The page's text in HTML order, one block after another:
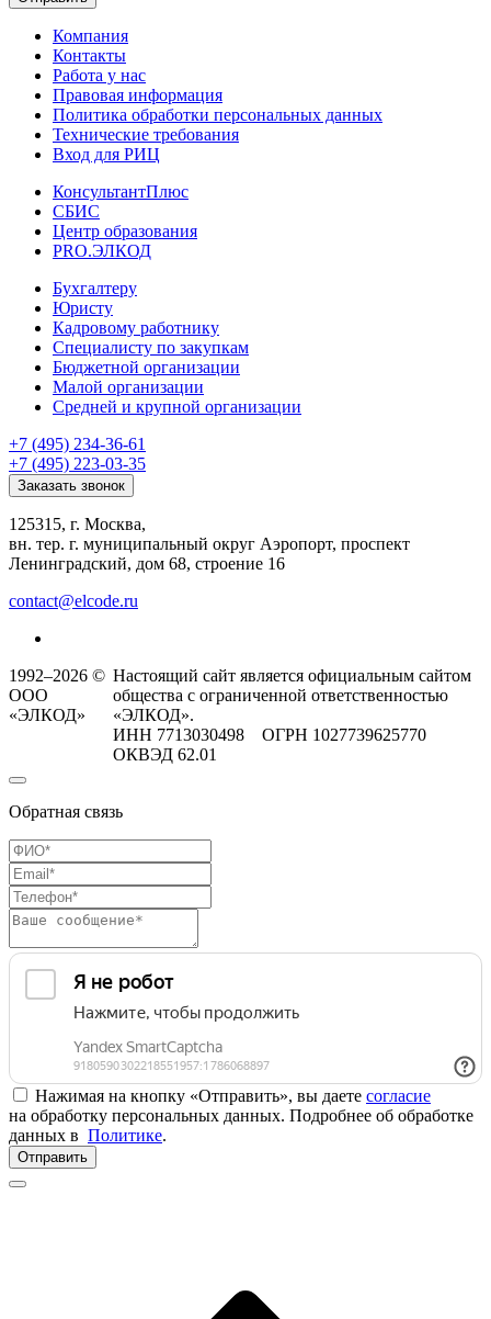
Компания
Контакты
Работа у нас
Правовая информация
Политика обработки персональных данных
Технические требования
Вход для РИЦ
КонсультантПлюс
СБИС
Центр образования
PRO.ЭЛКОД
Бухгалтеру
Юристу
Кадровому работнику
Специалисту по закупкам
Бюджетной организации
Малой организации
Средней и крупной организации
+7 (495) 234-36-61
+7 (495) 223-03-35
Заказать звонок
125315, г. Москва,
вн. тер. г. муниципальный округ Аэропорт, проспект
Ленинградский, дом 68, строение 16
contact@elcode.ru
1992–2026 ©
ООО
«ЭЛКОД»
Настоящий сайт является официальным сайтом
общества с ограниченной ответственностью
«ЭЛКОД».
ИНН 7713030498 ОГРН 1027739625770
ОКВЭД 62.01
Обратная связь
Нажимая на кнопку «Отправить», вы даете согласие
на обработку персональных данных. Подробнее об обработке
данных в Политике.
Отправить